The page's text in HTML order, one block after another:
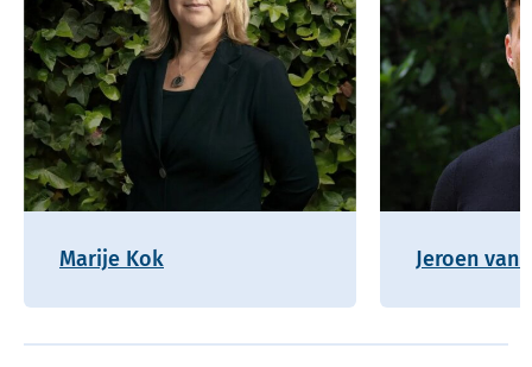
Marije Kok Jeroen van